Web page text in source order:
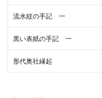
流水紋の手記 一
黒い表紙の手記 一
形代奥社縁起